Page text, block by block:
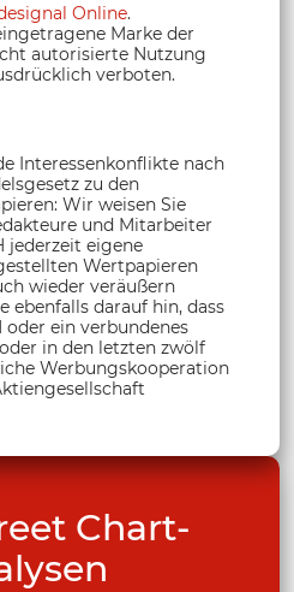
Online.
Marke der
autorisierte Nutzung
verboten.
Interessenkonflikte nach
zu den
Wir weisen Sie
und Mitarbeiter
jederzeit eigene
Wertpapieren
wieder veräußern
ebenfalls darauf hin, dass
ein verbundenes
in den letzten zwölf
Werbungskooperation
Chart-